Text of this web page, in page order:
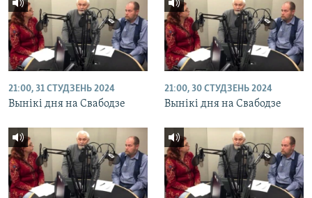
21:00, 31 СТУДЗЕНЬ 2024
Вынікі дня на Свабодзе
21:00, 30 СТУДЗЕНЬ 2024
Вынікі дня на Свабодзе